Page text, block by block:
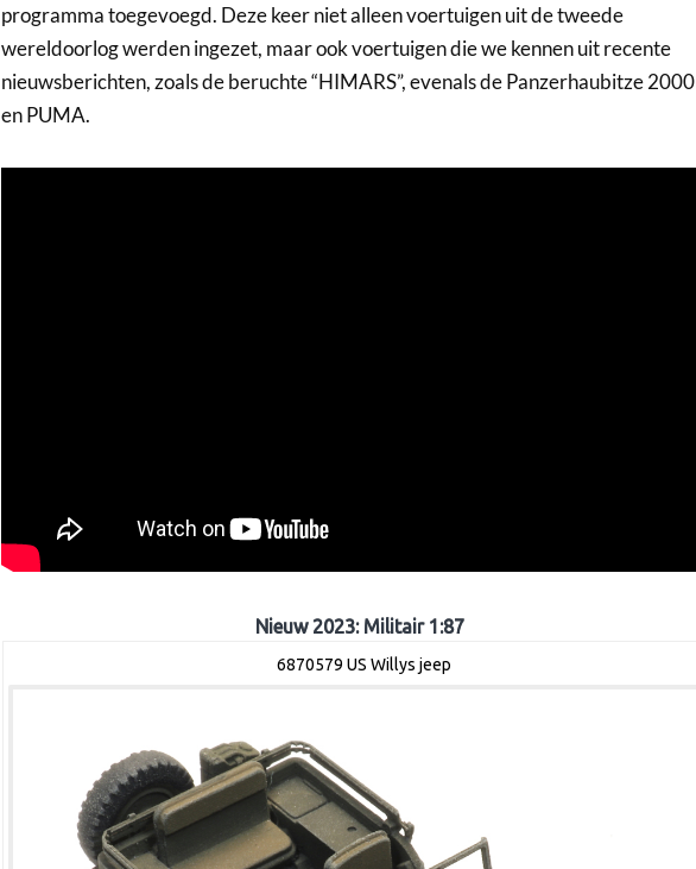
programma toegevoegd. Deze keer niet alleen voertuigen uit de tweede
wereldoorlog werden ingezet, maar ook voertuigen die we kennen uit recente
nieuwsberichten, zoals de beruchte “HIMARS”, evenals de Panzerhaubitze 2000
en PUMA.
Nieuw 2023: Militair 1:87
6870579 US Willys jeep